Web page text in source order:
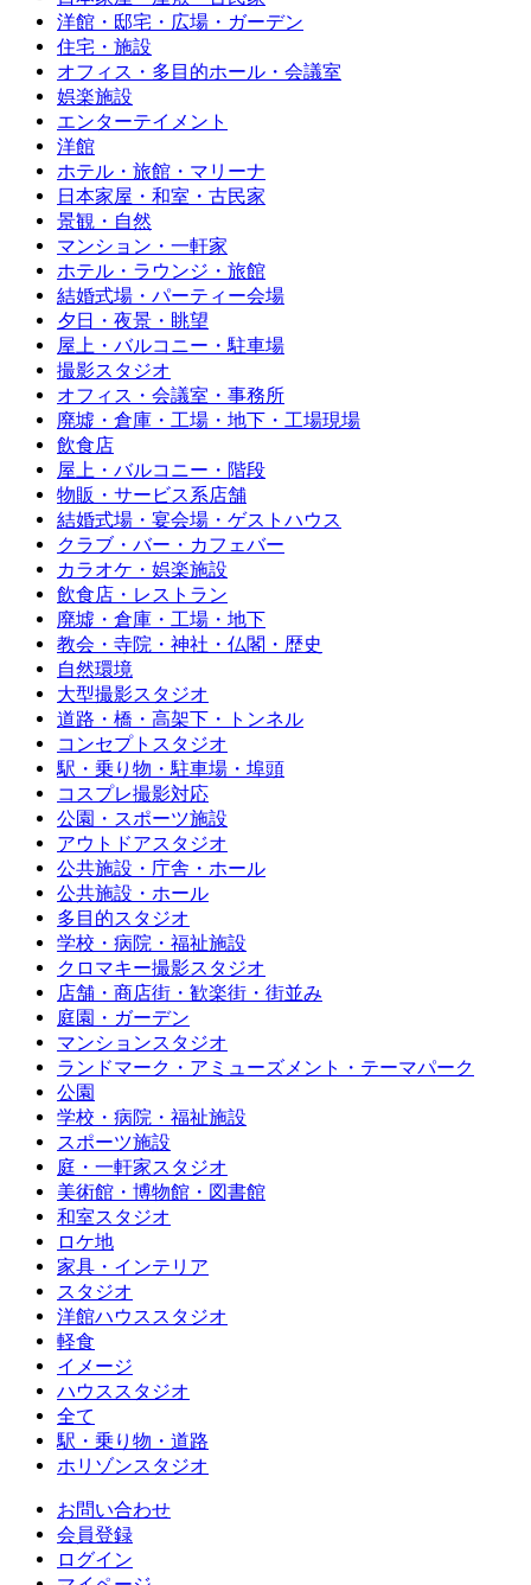
洋館・邸宅・広場・ガーデン
住宅・施設
オフィス・多目的ホール・会議室
娯楽施設
エンターテイメント
洋館
ホテル・旅館・マリーナ
日本家屋・和室・古民家
景観・自然
マンション・一軒家
ホテル・ラウンジ・旅館
結婚式場・パーティー会場
夕日・夜景・眺望
屋上・バルコニー・駐車場
撮影スタジオ
オフィス・会議室・事務所
廃墟・倉庫・工場・地下・工場現場
飲食店
屋上・バルコニー・階段
物販・サービス系店舗
結婚式場・宴会場・ゲストハウス
クラブ・バー・カフェバー
カラオケ・娯楽施設
飲食店・レストラン
廃墟・倉庫・工場・地下
教会・寺院・神社・仏閣・歴史
自然環境
大型撮影スタジオ
道路・橋・高架下・トンネル
コンセプトスタジオ
駅・乗り物・駐車場・埠頭
コスプレ撮影対応
公園・スポーツ施設
アウトドアスタジオ
公共施設・庁舎・ホール
公共施設・ホール
多目的スタジオ
学校・病院・福祉施設
クロマキー撮影スタジオ
店舗・商店街・歓楽街・街並み
庭園・ガーデン
マンションスタジオ
ランドマーク・アミューズメント・テーマパーク
公園
学校・病院・福祉施設
スポーツ施設
庭・一軒家スタジオ
美術館・博物館・図書館
和室スタジオ
ロケ地
家具・インテリア
スタジオ
洋館ハウススタジオ
軽食
イメージ
ハウススタジオ
全て
駅・乗り物・道路
ホリゾンスタジオ
お問い合わせ
会員登録
ログイン